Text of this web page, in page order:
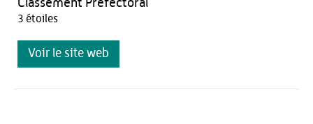
Classement Préfectoral
3 étoiles
Voir le site web